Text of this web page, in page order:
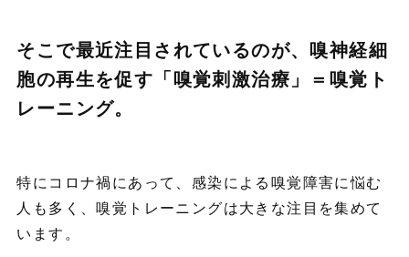
そこで最近注目されているのが、嗅神経細
胞の再生を促す「嗅覚刺激治療」＝嗅覚ト
レーニング。
特にコロナ禍にあって、感染による嗅覚障害に悩む
人も多く、嗅覚トレーニングは大きな注目を集めて
います。